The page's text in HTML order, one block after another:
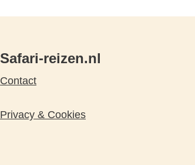
Safari-reizen.nl
Contact
Privacy & Cookies